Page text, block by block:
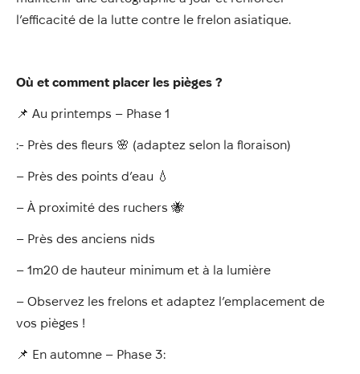
l’efficacité de la lutte contre le frelon asiatique.
Où et comment placer les pièges ?
📌 Au printemps – Phase 1
:- Près des fleurs 🌸 (adaptez selon la floraison)
– Près des points d’eau 💧
– À proximité des ruchers 🐝
– Près des anciens nids
– 1m20 de hauteur minimum et à la lumière
– Observez les frelons et adaptez l’emplacement de
vos pièges !
📌 En automne – Phase 3: